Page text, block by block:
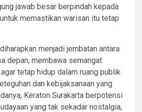
jawab besar berpindah kepada
memastikan warisan itu tetap
menjadi jembatan antara
depan, membawa semangat
tetap hidup dalam ruang publik
dan kebijaksanaan yang
Keraton Surakarta berpotensi
yang tak sekadar nostalgia,